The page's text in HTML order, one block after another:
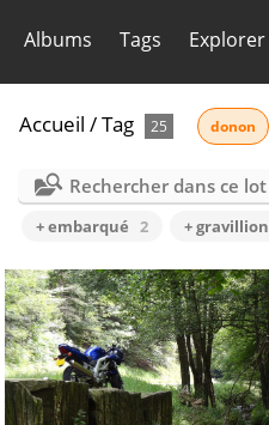
Albums Tags Explorer
Accueil /Tag 25 donon
Rechercher dans ce lot
+ embarqué 2 + gravillion